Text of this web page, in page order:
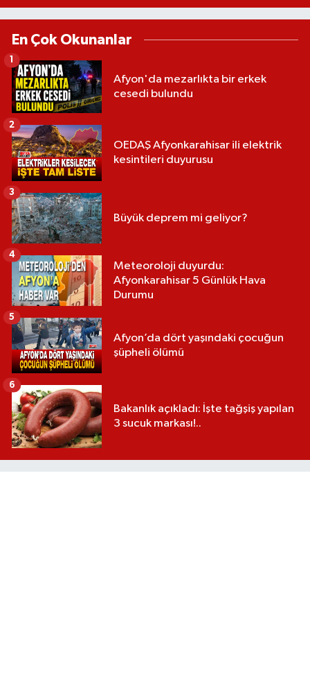
En Çok Okunanlar
Afyon'da mezarlıkta bir erkek
cesedi bulundu
1
OEDAŞ Afyonkarahisar ili elektrik
kesintileri duyurusu
2
Büyük deprem mi geliyor?
3
Meteoroloji duyurdu:
Afyonkarahisar 5 Günlük Hava
Durumu
4
Afyon’da dört yaşındaki çocuğun
şüpheli ölümü
5
Bakanlık açıkladı: İşte tağşiş yapılan
3 sucuk markası!..
6